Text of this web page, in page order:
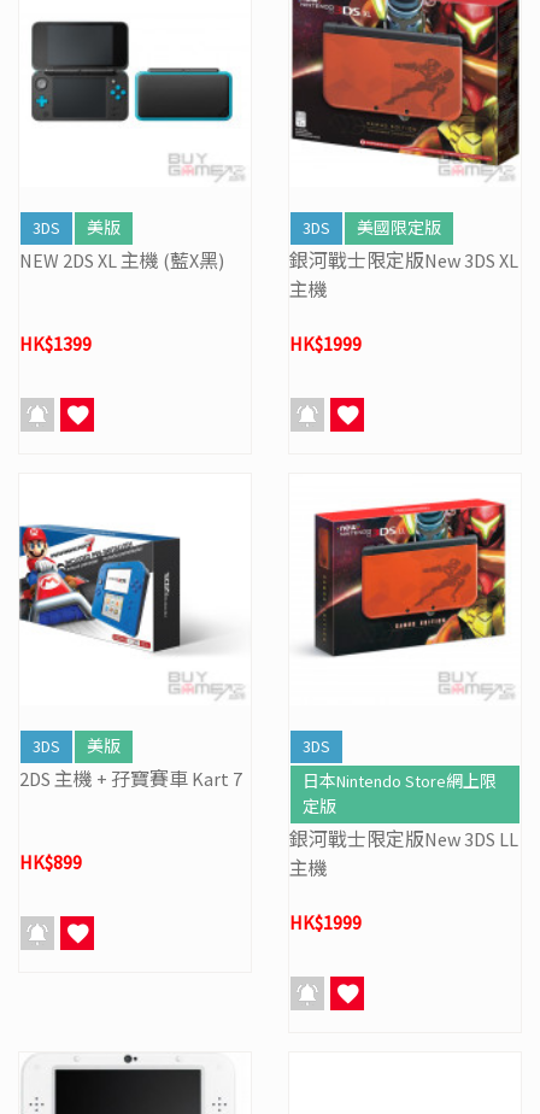
3DS 美版
NEW 2DS XL 主機 (藍X黑)
HK$1399
3DS 美國限定版
銀河戰士限定版New 3DS XL
主機
HK$1999
3DS 美版
2DS 主機 + 孖寶賽車 Kart 7
HK$899
3DS
日本Nintendo Store網上限
定版
銀河戰士限定版New 3DS LL
主機
HK$1999